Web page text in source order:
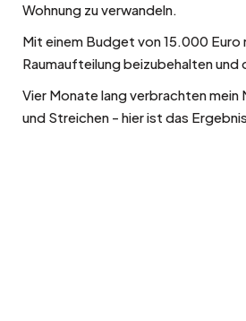
Wohnung zu verwandeln.
Mit einem Budget von 15.000
Raumaufteilung beizubehalten und
Vier Monate lang verbrachten mein
und Streichen - hier ist das